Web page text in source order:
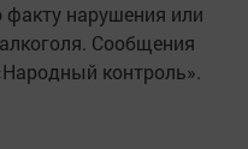
факту нарушения или
Сообщения
контроль».